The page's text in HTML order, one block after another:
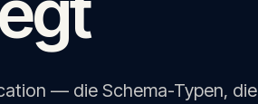
— die Schema-Typen, die